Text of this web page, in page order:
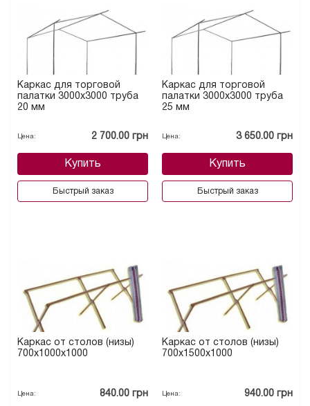
Каркас для торговой
палатки 3000х3000 труба
20 мм
Цена: 2 700.00 грн
Купить
Быстрый заказ
Каркас для торговой
палатки 3000х3000 труба
25 мм
Цена: 3 650.00 грн
Купить
Быстрый заказ
Каркас от столов (низы)
700х1000х1000
Цена: 840.00 грн
Каркас от столов (низы)
700х1500х1000
Цена: 940.00 грн